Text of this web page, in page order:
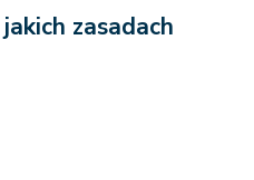
zasadach